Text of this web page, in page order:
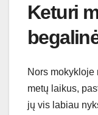
Keturi
Nors mokykloje
metų laikus,
jų vis labiau